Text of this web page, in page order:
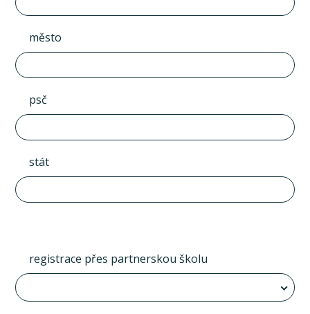
město
psč
stát
registrace přes partnerskou školu